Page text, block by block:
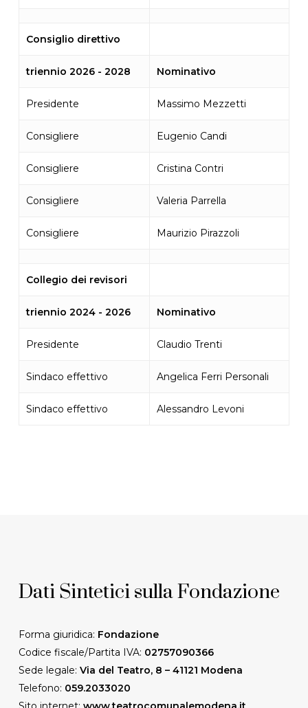
Consiglio direttivo
triennio 2026 - 2028 Nominativo
Presidente Massimo Mezzetti
Consigliere Eugenio Candi
Consigliere Cristina Contri
Consigliere Valeria Parrella
Consigliere Maurizio Pirazzoli
Collegio dei revisori
triennio 2024 - 2026 Nominativo
Presidente Claudio Trenti
Sindaco effettivo Angelica Ferri Personali
Sindaco effettivo Alessandro Levoni
Dati Sintetici sullaFondazione
Forma giuridica: Fondazione
Codice fiscale/Partita IVA: 02757090366
Sede legale: Via del Teatro, 8 – 41121 Modena
Telefono: 059.2033020